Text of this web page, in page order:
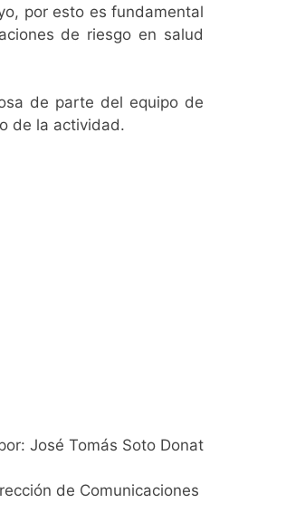
por esto es fundamental
de riesgo en salud
de parte del equipo de
de la actividad.
José Tomás Soto Donat
de Comunicaciones